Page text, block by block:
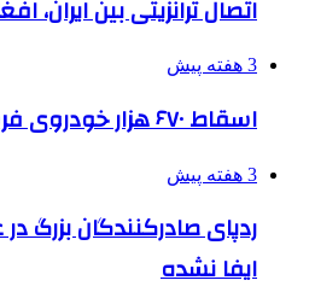
اتصال ترانزیتی بین ایران،
3 هفته پیش
اسقاط ۶۷۰ هزار خودروی فرسوده طی ۳ سال
3 هفته پیش
ردپای صادرکنندگان بزرگ
ایفا نشده